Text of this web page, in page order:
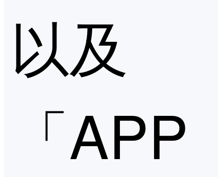
以及
「APP